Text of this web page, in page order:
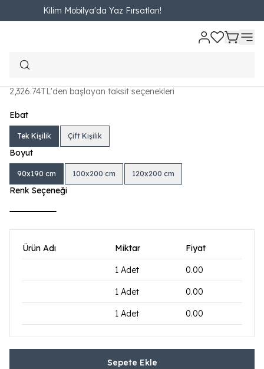
Kilim Mobilya'da Yaz Fırsatları!
Ana Sayfa Online Özel Yatak ve Bazalar
Visco Comfort Set (Yatak - Baza -
2,326.74TL'den başlayan taksit seçenekleri
Ebat
Tek Kişilik Çift Kişilik
Boyut
90x190 cm 100x200 cm 120x200 cm
Renk Seçeneği
Ürün Adı Miktar Fiyat
1 Adet 0.00
1 Adet 0.00
1 Adet 0.00
Sepete Ekle